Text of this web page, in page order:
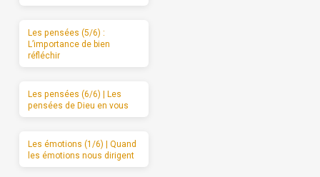
Les pensées (5/6) :
L’importance de bien
réfléchir
Les pensées (6/6) | Les
pensées de Dieu en vous
Les émotions (1/6) | Quand
les émotions nous dirigent